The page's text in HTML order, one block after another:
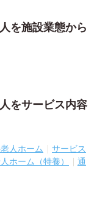
を施設業態から
をサービス内容
人ホーム
サービス
ホーム（特養）
通